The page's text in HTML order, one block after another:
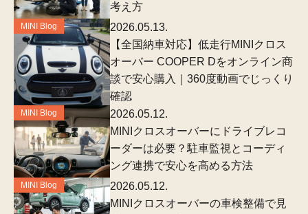
考え方
MINI Blog
2026.05.13.
【全国納車対応】低走行MINIクロス
オーバー COOPER Dをオンライン商
談で安心購入｜360度動画でじっくり
確認
MINI Blog
2026.05.12.
MINIクロスオーバーにドライブレコ
ーダーは必要？駐車監視とコーディ
ング連携で安心を高める方法
MINI Blog
2026.05.12.
MINIクロスオーバーの車検整備で見